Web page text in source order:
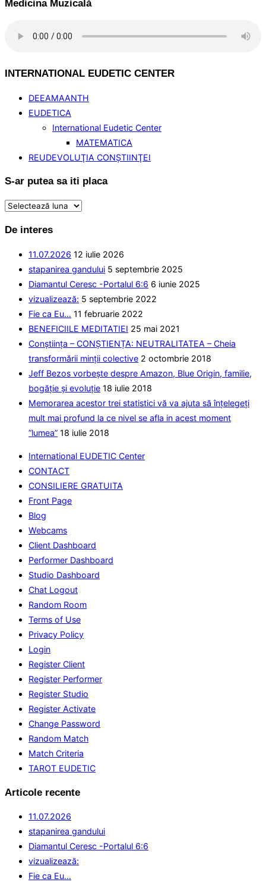
Medicina Muzicală
INTERNATIONAL EUDETIC CENTER
DEEAMAANTH
EUDETICA
International Eudetic Center
MATEMATICA
REUDEVOLUŢIA CONŞTIINŢEI
S-ar putea sa iti placa
S-
putea
De interes
11.07.2026 12 iulie 2026
stapanirea gandului 5 septembrie 2025
Diamantul Ceresc -Portalul 6:6 6 iunie 2025
vizualizează: 5 septembrie 2022
Fie ca Eu… 11 februarie 2022
BENEFICIILE MEDITATIEI 25 mai 2021
Conștiința – CONȘTIENȚA: NEUTRALITATEA – Cheia
transformării minții colective 2 octombrie 2018
Jeff Bezos vorbește despre Amazon, Blue Origin, familie,
bogăție și evoluție 18 iulie 2018
Memorarea acestor trei statistici vă va ajuta să înțelegeți
mult mai profund la ce nivel se afla in acest moment
”lumea” 18 iulie 2018
International EUDETIC Center
CONTACT
CONSILIERE GRATUITA
Front Page
Blog
Webcams
Client Dashboard
Performer Dashboard
Studio Dashboard
Chat Logout
Random Room
Terms of Use
Privacy Policy
Login
Register Client
Register Performer
Register Studio
Register Activate
Change Password
Random Match
Match Criteria
TAROT EUDETIC
Articole recente
11.07.2026
stapanirea gandului
Diamantul Ceresc -Portalul 6:6
vizualizează:
Fie ca Eu…